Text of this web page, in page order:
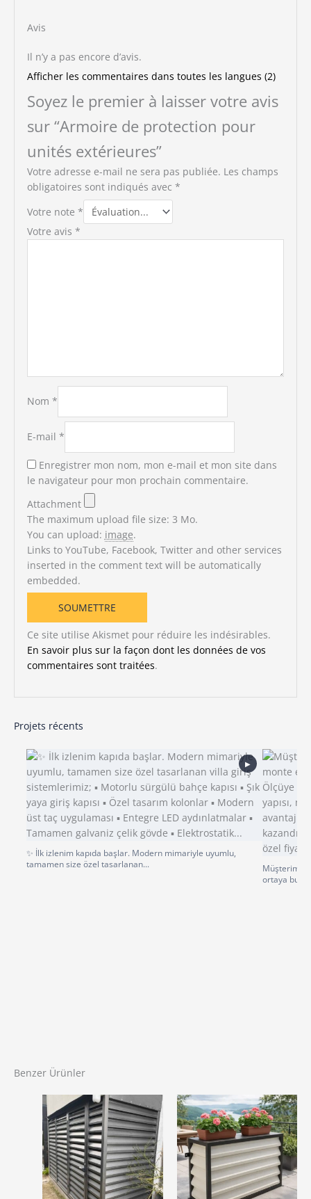
Avis
Il n’y a pas encore d’avis.
Afficher les commentaires dans toutes les langues (2)
Soyez le premier à laisser votre avis
sur “Armoire de protection pour
unités extérieures”
Votre adresse e-mail ne sera pas publiée. Les champs
obligatoires sont indiqués avec *
Votre note *
Votre avis *
Nom *
E-mail *
Enregistrer mon nom, mon e-mail et mon site dans
le navigateur pour mon prochain commentaire.
Attachment
The maximum upload file size: 3 Mo.
You can upload: image.
Links to YouTube, Facebook, Twitter and other services
inserted in the comment text will be automatically
embedded.
Ce site utilise Akismet pour réduire les indésirables.
En savoir plus sur la façon dont les données de vos
commentaires sont traitées.
Projets récents
▶
✨ İlk izlenim kapıda başlar. Modern mimariyle uyumlu,
tamamen size özel tasarlanan...
Müşterimiz
ortaya bu
Benzer Ürünler